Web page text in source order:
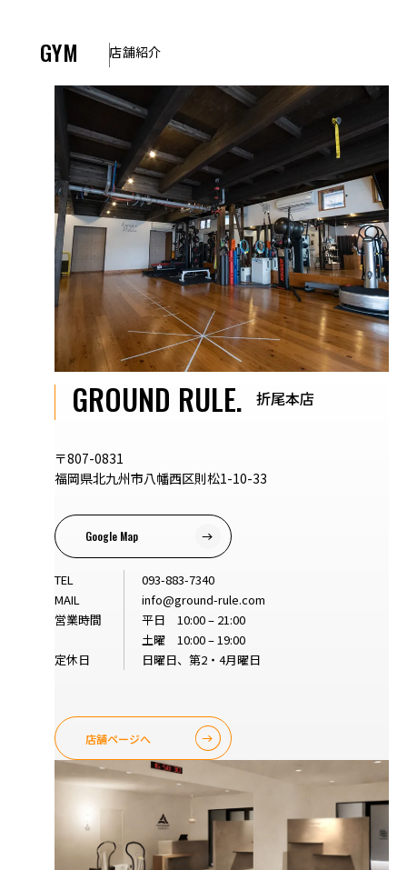
GYM 店舗紹介
GROUND RULE. 折尾本店
〒807-0831
福岡県北九州市八幡西区則松1-10-33
Google Map
TEL
093-883-7340
MAIL
info@ground-rule.com
営業時間
平日 10:00 – 21:00
土曜 10:00 – 19:00
定休日
日曜日、第2・4月曜日
店舗ページへ